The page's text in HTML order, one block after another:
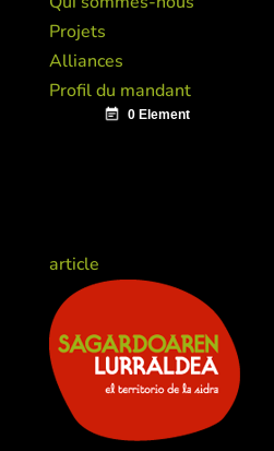
Projets
Alliances
Profil du mandant
article